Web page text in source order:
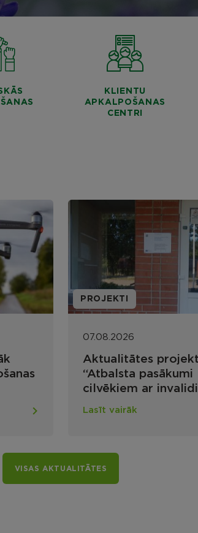
KLIENTU
APKALPOŠANAS
CENTRI
PROJEKTI
07.08.2026
Projekta ietvaros
būvdarbi vides
pieejamības
nodrošināšanai
apvienības
Lasīt vairāk
VISAS AKTUALITĀTES